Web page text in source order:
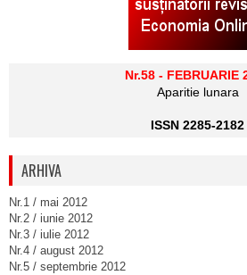
Nr.58 - FEBRUARIE
Aparitie lunara
ISSN 2285-2182
ARHIVA
Nr.1 / mai 2012
Nr.2 / iunie 2012
Nr.3 / iulie 2012
Nr.4 / august 2012
Nr.5 / septembrie 2012